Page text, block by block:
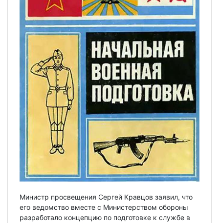
Министр просвещения Сергей Кравцов заявил, что
его ведомство вместе с Министерством обороны
разработало концепцию по подготовке к службе в